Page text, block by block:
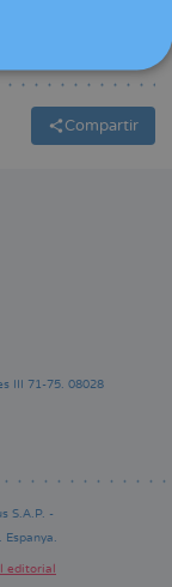
Compartir
III 71-75. 08028
S.A.P. -
Espanya.
editorial